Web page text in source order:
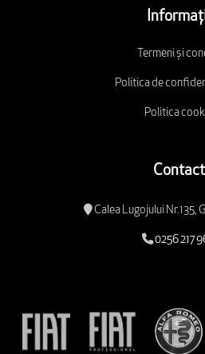
Termeni și
Politica de
Politica
Contact
Calea Lugojului Nr.135,
0256 217